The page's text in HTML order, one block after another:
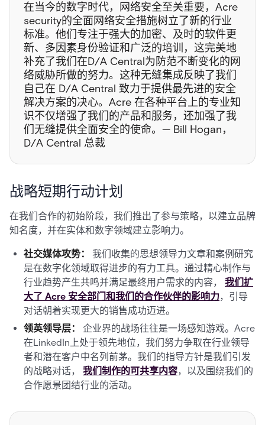
在当今的数字时代，网络安全至关重要，Acre
security的全面网络安全措施树立了新的行业
标准。他们专注于强大的加密、及时的软件更
新、多因素身份验证和广泛的培训，这完美地
补充了我们在D/A Central为防范不断变化的网
络威胁所做的努力。这种无缝集成反映了我们
自己在 D/A Central 致力于提供最先进的安全
解决方案的决心。Acre 在各种平台上的专业知
识不仅增强了我们的产品和服务，还加强了我
们无缝提供全面安全的使命。— Bill Hogan，
D/A Central 总裁
战略短期行动计划
在我们合作的初始阶段，我们推出了参与策略，以建立品牌
知名度，并在实体和数字领域建立影响力。
社交媒体攻势： 我们收集的思想领导力文章和案例研究
是在数字化领域取得进步的有力工具。通过精心制作与
行业趋势产生共鸣并满足最终用户需求的内容， 我们扩
大了 Acre 安全部门和我们的合作伙伴的影响力，引导
对话朝着实现更大的销售成功迈进。
领英领导层： 企业界的战场往往是一场感知游戏。Acre
在LinkedIn上处于领先地位，我们努力争取在行业领导
者和潜在客户中名列前茅。我们的指导方针是我们引发
的战略对话， 我们制作的可共享内容，以及围绕我们的
合作愿景团结行业的活动。